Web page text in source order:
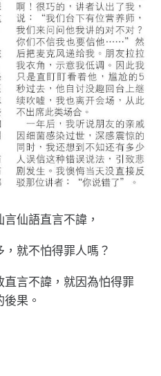
仙語直言不諱，
就不怕得罪人嗎？
言不諱，就因為怕得罪
果。